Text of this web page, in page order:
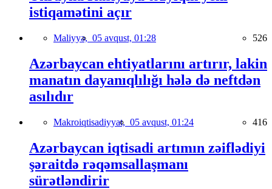
istiqamətini açır
Maliyyə, 05 avqust, 01:28 526
Azərbaycan ehtiyatlarını artırır, lakin
manatın dayanıqlılığı hələ də neftdən
asılıdır
Makroiqtisadiyyat, 05 avqust, 01:24 416
Azərbaycan iqtisadi artımın zəiflədiyi
şəraitdə rəqəmsallaşmanı
sürətləndirir